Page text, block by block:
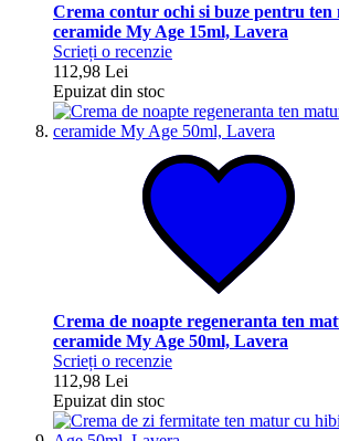
Crema contur ochi si buze pentru ten
ceramide My Age 15ml, Lavera
Scrieți o recenzie
112,98 Lei
Epuizat din stoc
Crema de noapte regeneranta ten
ceramide My Age 50ml, Lavera
Scrieți o recenzie
112,98 Lei
Epuizat din stoc